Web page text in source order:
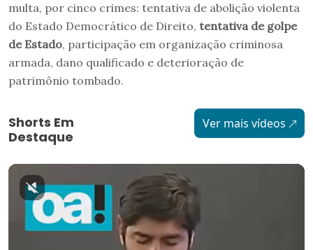
multa, por cinco crimes: tentativa de abolição violenta
do Estado Democrático de Direito, tentativa de golpe
de Estado, participação em organização criminosa
armada, dano qualificado e deterioração de
patrimônio tombado.
Shorts Em
Destaque
Ver mais vídeos